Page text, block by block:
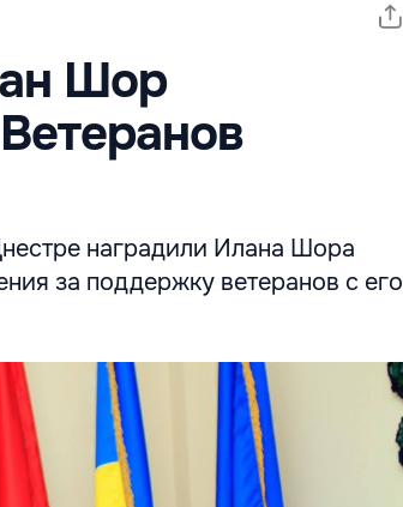
Шор
наградили Илана Шора
за поддержку ветеранов с его